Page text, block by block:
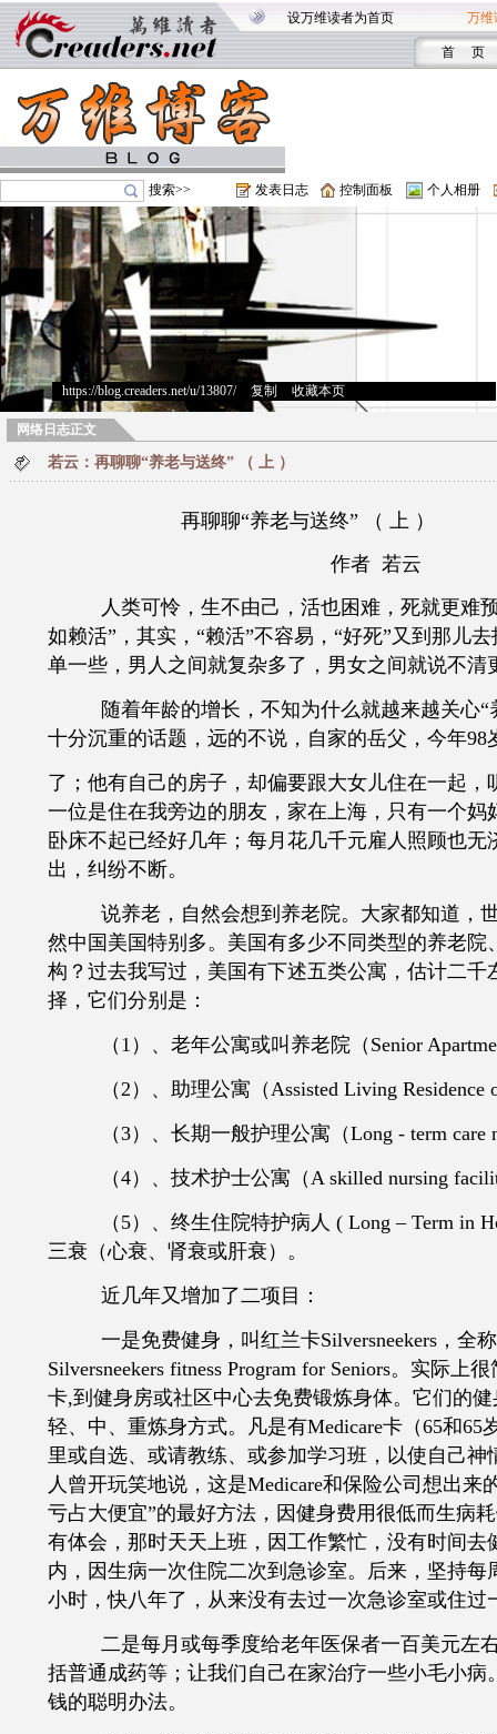
设万维读者为首页 万维
首 页
搜索>> 发表日志 控制面板 个人相册
https://blog.creaders.net/u/13807/> 复制 收藏本页
网络日志正文
若云：再聊聊“养老与送终” （ 上 ）
再聊聊“养老与送终” （ 上 ）
作者 若云
人类可怜，生不由己，活也困难，死就更难
如赖活”，其实，“赖活”不容易，“好死”又到那儿
单一些，男人之间就复杂多了，男女之间就说不清
随着年龄的增长，不知为什么就越来越关心
十分沉重的话题，远的不说，自家的岳父，今年98
了；他有自己的房子，却偏要跟大女儿住在一起，
一位是住在我旁边的朋友，家在上海，只有一个妈
卧床不起已经好几年；每月花几千元雇人照顾也无
出，纠纷不断。
说养老，自然会想到养老院。大家都知道，
然中国美国特别多。美国有多少不同类型的养老院
构？过去我写过，美国有下述五类公寓，估计二千
择，它们分别是：
（ 1）、老年公寓或叫养老院（Senior
（2）、助理公寓（Assisted Living
（3）、长期一般护理公寓（Long - term care
（4）、技术护士公寓（A skilled nursing
（ 5）、终生住院特护病人 ( Long – Term in
三衰（心衰、肾衰或肝衰）。
近几年又增加了二项目：
一是免费健身，叫红兰卡Silversneekers，全
Silversneekers fitness Program for Seniors。实际上
卡,到健身房或社区中心去免费锻炼身体。它们的
轻、中、重炼身方式。凡是有Medicare卡（65和65
里或自选、或请教练、或参加学习班，以使自己神
人曾开玩笑地说，这是Medicare和保险公司想出来
亏占大便宜”的最好方法，因健身费用很低而生病
有体会，那时天天上班，因工作繁忙，没有时间去
内，因生病一次住院二次到急诊室。后来，坚持每
小时，快八年了，从来没有去过一次急诊室或住过
二是每月或每季度给老年医保者一百美元左
括普通成药等；让我们自己在家治疗一些小毛小病
钱的聪明办法。